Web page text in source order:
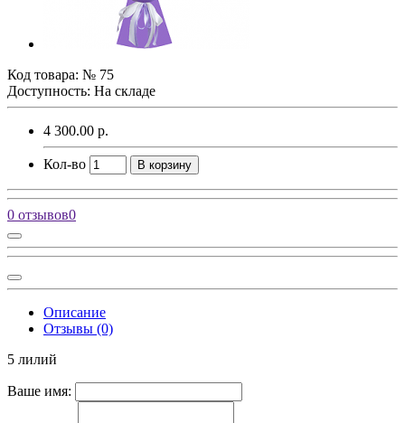
Код товара: № 75
Доступность: На складе
4 300.00 р.
Кол-во В корзину
0 отзывов0
Описание
Отзывы (0)
5 лилий
Ваше имя: